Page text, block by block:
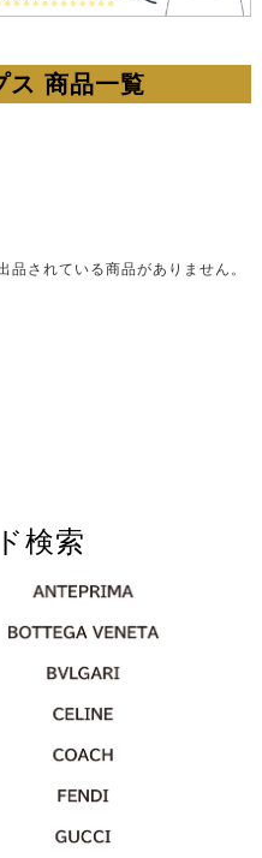
ス 商品一覧
品されている商品がありません。
検索